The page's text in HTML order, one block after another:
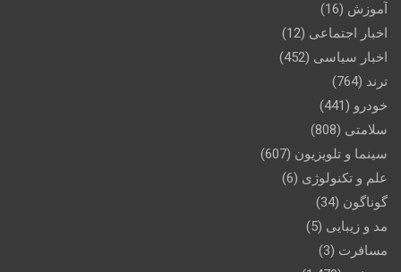
آموزش (16)
اخبار اجتماعی (12)
اخبار سیاسی (452)
ترند (764)
خودرو (441)
سلامتی (808)
سینما و تلویزیون (607)
علم و تکنولوژی (6)
گوناگون (34)
مد و زیبایی (5)
مسافرت (3)